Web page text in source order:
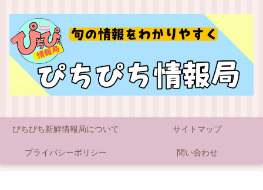
ぴちぴち新鮮情報局について サイトマップ
プライバシーポリシー 問い合わせ